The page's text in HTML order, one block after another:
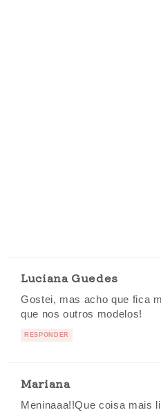
Luciana Guedes
Gostei, mas acho que fica
que nos outros modelos!
RESPONDER
Mariana
Meninaaa!!Que coisa mais